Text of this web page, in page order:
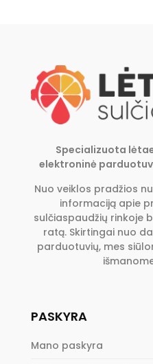
Specializuota
elektroninė
Nuo veiklos pradžios
informaciją apie
sulčiaspaudžių rinkoje
ratą. Skirtingai nuo
parduotuvių, mes
PASKYRA
Mano paskyra